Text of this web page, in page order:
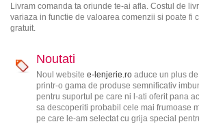
Livram comanda ta oriunde te-ai afla. Costul de
variaza in functie de valoarea comenzii si poate fi
gratuit.
Noutati
Noul website e-lenjerie.roaduce un plus
printr-o gama de produse semnificativ
pentru suportul pe care ni l-ati oferit pana
sa descoperiti probabil cele mai frumoase
pe care le-am selectat cu grija special